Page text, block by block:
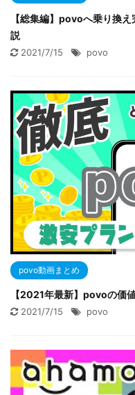
【総集編】povoへ乗り換
説
2021/7/15 povo
povo動画まとめ
【2021年最新】povoの価
2021/7/15 povo